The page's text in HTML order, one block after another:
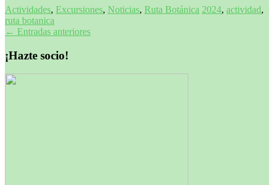
Actividades, Excursiones, Noticias, Ruta Botánica 2024, actividad,
ruta botanica
Navegación
entradas
← Entradas anteriores
¡Hazte socio!